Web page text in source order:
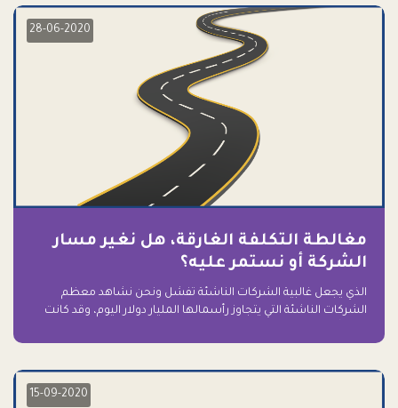
28-06-2020
مغالطة التكلفة الغارقة، هل نغير مسار
الشركة أو نستمر عليه؟
الذي يجعل غالبية الشركات الناشئة تفشل ونحن نشاهد معظم
الشركات الناشئة التي يتجاوز رأسمالها المليار دولار اليوم، وقد كانت
15-09-2020